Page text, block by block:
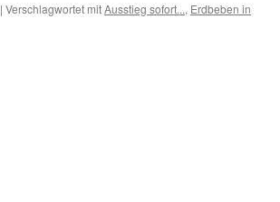
| Verschlagwortet mitAusstieg sofort..., Erdbeben in